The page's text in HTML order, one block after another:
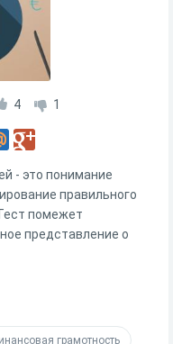
4 1
- это понимание
правильного
помежет
представление о
грамотность